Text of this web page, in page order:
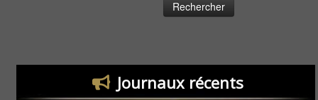
Journaux récents